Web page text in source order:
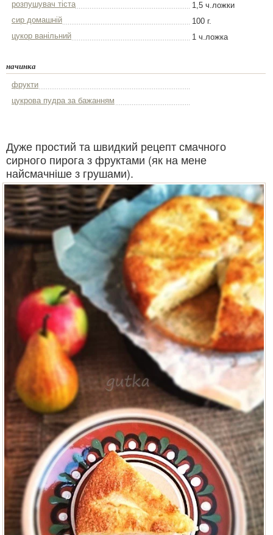
розпушувач тіста
1,5 ч.ложки
сир домашній
100 г.
цукор ванільний
1 ч.ложка
начинка
фрукти
цукрова пудра за бажанням
Дуже простий та швидкий рецепт смачного
сирного пирога з фруктами (як на мене
найсмачніше з грушами).